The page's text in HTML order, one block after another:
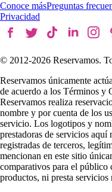
Conoce másPreguntas
Privacidad
© 2012-2026 Reservamos.
Reservamos únicamente
de acuerdo a los Términos y
Reservamos realiza
nombre y por cuenta de los
servicio. Los logotipos y
prestadoras de servicios aquí
registradas de terceros,
mencionan en este sitio
comparativos para el público
productos, ni presta servicios